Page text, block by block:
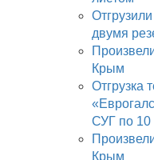
двумя
Крым
Отгрузка
СУГ по 10
Крым